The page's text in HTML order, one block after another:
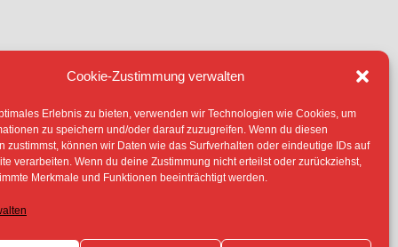
Cookie-Zustimmung verwalten
Erlebnis zu bieten, verwenden wir Technologien wie Cookies, um
zu speichern und/oder darauf zuzugreifen. Wenn du diesen
zustimmst, können wir Daten wie das Surfverhalten oder eindeutige IDs auf
verarbeiten. Wenn du deine Zustimmung nicht erteilst oder zurückziehst,
Merkmale und Funktionen beeinträchtigt werden.
(EU)
-SOFERN NICHT ANDERS
DER RECHTEINHABER